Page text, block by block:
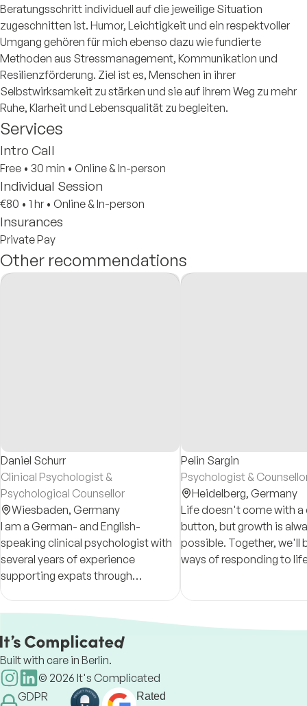
Beratungsschritt individuell auf die jeweilige Situation
zugeschnitten ist. Humor, Leichtigkeit und ein respektvoller
Umgang gehören für mich ebenso dazu wie fundierte
Methoden aus Stressmanagement, Kommunikation und
Resilienzförderung. Ziel ist es, Menschen in ihrer
Selbstwirksamkeit zu stärken und sie auf ihrem Weg zu mehr
Ruhe, Klarheit und Lebensqualität zu begleiten.
Services
Intro Call
Free • 30 min • Online & In-person
Individual Session
€80 • 1 hr • Online & In-person
Insurances
Private Pay
Other recommendations
Daniel Schurr
Clinical Psychologist &
Psychological Counsellor
Wiesbaden, Germany
I am a German- and English-
speaking clinical psychologist with
several years of experience
supporting expats through
relationship and identity-related
based psychological counselling
online
Pelin Sargin
Psychologist &
Heidelberg, Germany
Life doesn't come with a
button, but growth is
possible. Together, we'll
ways of responding to
forward with greater
Built with care in Berlin.
© 2026 It's Complicated
GDPR
Rated